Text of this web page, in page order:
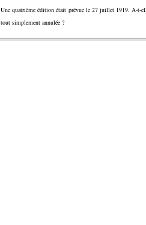
Une quatrième édition était prévue le 27 juillet 1919. A-t-
tout simplement annulée ?